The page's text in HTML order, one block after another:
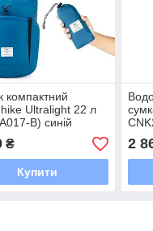
компактний
Ultralight 22 л
B) синій
₴
Купити
2